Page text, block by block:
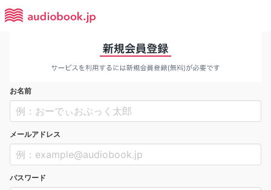
お名前
メールアドレス
パスワード